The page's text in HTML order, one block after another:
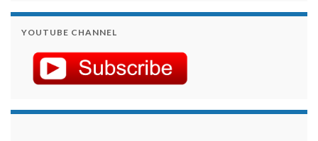
YOUTUBE CHANNEL